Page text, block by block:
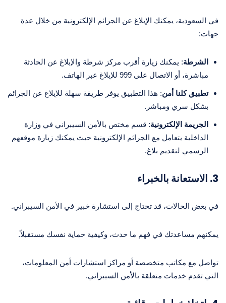
في السعودية، يمكنك الإبلاغ عن الجرائم الإلكترونية من خلال عدة
جهات:
الشرطة: يمكنك زيارة أقرب مركز شرطة والإبلاغ عن الحادثة
مباشرة، أو الاتصال على 999 للإبلاغ عبر الهاتف.
تطبيق كلنا أمن: هذا التطبيق يوفر طريقة سهلة للإبلاغ عن الجرائم
بشكل سري ومباشر.
الجريمة الإلكترونية: قسم مختص بالأمن السيبراني في وزارة
الداخلية يتعامل مع الجرائم الإلكترونية حيث يمكنك زيارة موقعهم
الرسمي لتقديم بلاغ.
3. الاستعانة بالخبراء
في بعض الحالات، قد تحتاج إلى استشارة خبير في الأمن السيبراني.
يمكنهم مساعدتك في فهم ما حدث، وكيفية حماية نفسك مستقبلاً.
تواصل مع مكاتب متخصصة أو مراكز استشارات أمن المعلومات،
التي تقدم خدمات متعلقة بالأمن السيبراني.